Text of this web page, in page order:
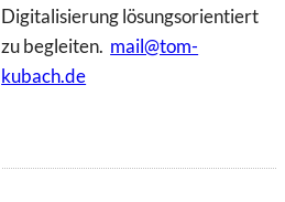
Digitalisierung lösungsorientiert
zu begleiten. mail@tom-
kubach.de